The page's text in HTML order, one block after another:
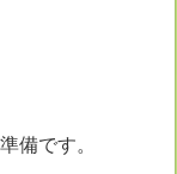
備です。